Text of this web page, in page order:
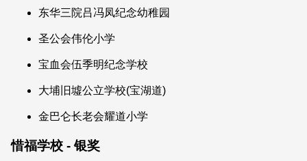
东华三院吕冯凤纪念幼稚园
圣公会伟伦小学
宝血会伍季明纪念学校
大埔旧墟公立学校(宝湖道)
金巴仑长老会耀道小学
惜福学校 - 银奖